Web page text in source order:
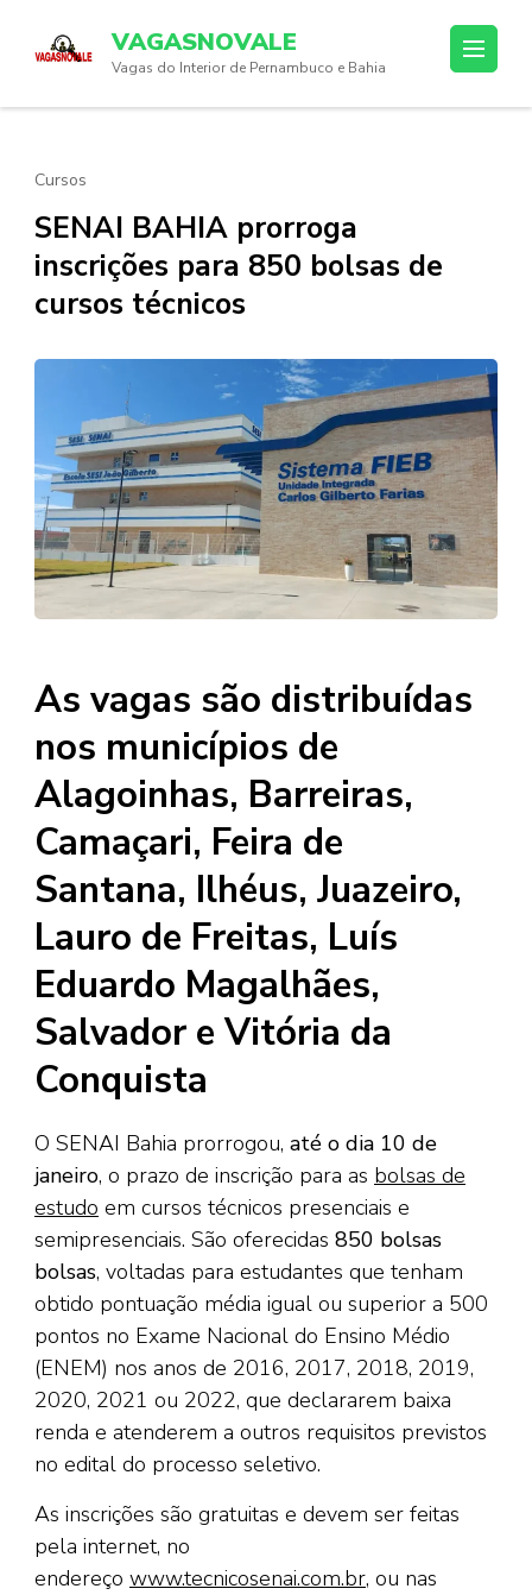
(Press
VAGASNOVALE
Vagas do Interior de Pernambuco e Bahia
Cursos
SENAI BAHIA prorroga
inscrições para 850 bolsas de
cursos técnicos
As vagas são distribuídas
nos municípios de
Alagoinhas, Barreiras,
Camaçari, Feira de
Santana, Ilhéus, Juazeiro,
Lauro de Freitas, Luís
Eduardo Magalhães,
Salvador e Vitória da
Conquista
O SENAI Bahia prorrogou, até o dia 10 de
janeiro, o prazo de inscrição para as bolsas de
estudo em cursos técnicos presenciais e
semipresenciais. São oferecidas 850 bolsas
bolsas, voltadas para estudantes que tenham
obtido pontuação média igual ou superior a 500
pontos no Exame Nacional do Ensino Médio
(ENEM) nos anos de 2016, 2017, 2018, 2019,
2020, 2021 ou 2022, que declararem baixa
renda e atenderem a outros requisitos previstos
no edital do processo seletivo.
As inscrições são gratuitas e devem ser feitas
pela internet, no
endereço www.tecnicosenai.com.br, ou nas